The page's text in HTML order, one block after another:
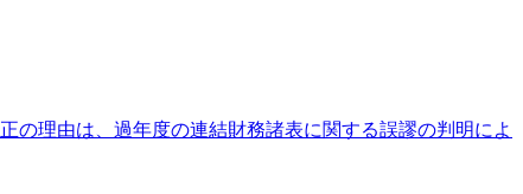
の理由は、過年度の連結財務諸表に関する誤謬の判明によ